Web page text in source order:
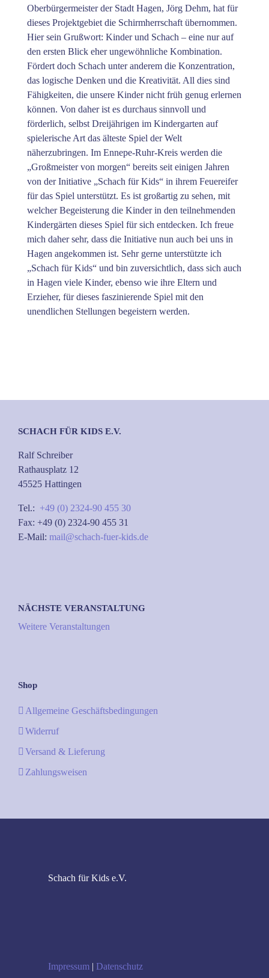
Oberbürgermeister der Stadt Hagen, Jörg Dehm, hat für
dieses Projektgebiet die Schirmherrschaft übernommen.
Hier sein Grußwort: Kinder und Schach – eine nur auf
den ersten Blick eher ungewöhnliche Kombination.
Fördert doch Schach unter anderem die Konzentration,
das logische Denken und die Kreativität. All dies sind
Fähigkeiten, die unsere Kinder nicht früh genug erlernen
können. Von daher ist es durchaus sinnvoll und
förderlich, selbst Dreijährigen im Kindergarten auf
spielerische Art das älteste Spiel der Welt
näherzubringen. Im Ennepe-Ruhr-Kreis werden die
„Großmeister von morgen“ bereits seit einigen Jahren
von der Initiative „Schach für Kids“ in ihrem Feuereifer
für das Spiel unterstützt. Es ist großartig zu sehen, mit
welcher Begeisterung die Kinder in den teilnehmenden
Kindergärten dieses Spiel für sich entdecken. Ich freue
mich daher sehr, dass die Initiative nun auch bei uns in
Hagen angekommen ist. Sehr gerne unterstützte ich
„Schach für Kids“ und bin zuversichtlich, dass sich auch
in Hagen viele Kinder, ebenso wie ihre Eltern und
Erzieher, für dieses faszinierende Spiel mit den
unendlichen Stellungen begeistern werden.
SCHACH FÜR KIDS E.V.
Ralf Schreiber
Rathausplatz 12
45525 Hattingen
Tel.: +49 (0) 2324-90 455 30
Fax: +49 (0) 2324-90 455 31
E-Mail: mail@schach-fuer-kids.de
NÄCHSTE VERANSTALTUNG
Weitere Veranstaltungen
Shop
Allgemeine Geschäftsbedingungen
Widerruf
Versand & Lieferung
Zahlungsweisen
Schach für Kids e.V.
Impressum| Datenschutz